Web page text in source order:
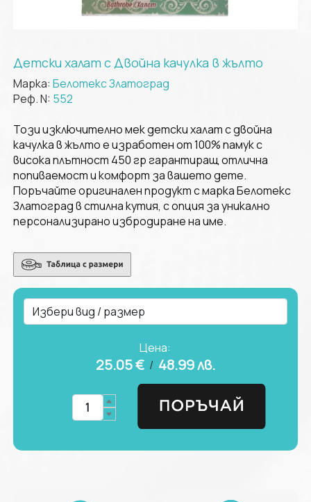
Детски халат с Двойна качулка в жълто
Марка: Белотекс Златоград
Реф. N: 552
Този изключително мек детски халат с двойна
качулка в жълто е изработен от 100% памук с
висока плътност 450 гр гарантиращ отлична
попиваемост и комфорт за вашето дете.
Поръчайте оригинален продукт с марка Белотекс
Златоград в стилна кутия, с опция за уникално
персонализирано избродиране на име.
Цена:
25.05 € / 48.99лв.